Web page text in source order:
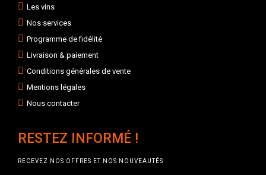
Les vins
Nos services
Programme de fidélité
Livraison & paiement
Conditions générales de vente
Mentions légales
Nous contacter
RESTEZ INFORMÉ !
RECEVEZ NOS OFFRES ET NOS NOUVEAUTÉS